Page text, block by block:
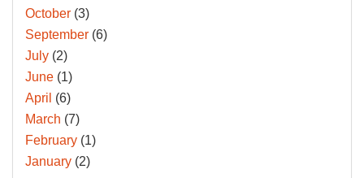
October (3)
September (6)
July (2)
June (1)
April (6)
March (7)
February (1)
January (2)